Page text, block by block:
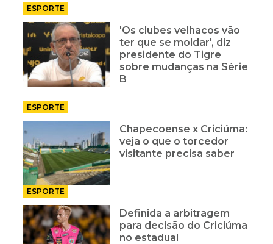
ESPORTE
'Os clubes velhacos vão
ter que se moldar', diz
presidente do Tigre
sobre mudanças na Série
B
ESPORTE
Chapecoense x Criciúma:
veja o que o torcedor
visitante precisa saber
ESPORTE
Definida a arbitragem
para decisão do Criciúma
no estadual